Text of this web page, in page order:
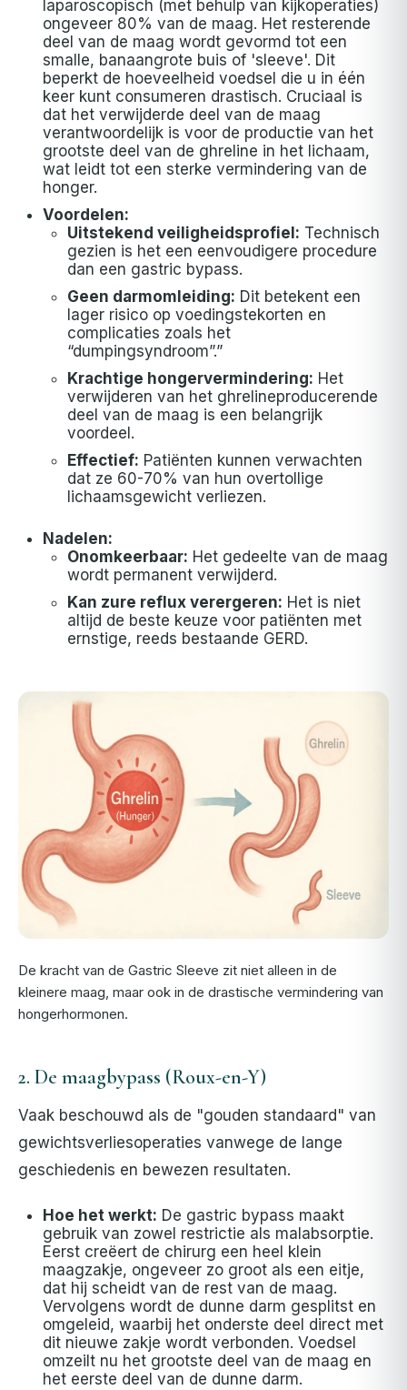
laparoscopisch (met behulp van kijkoperaties)
ongeveer 80% van de maag. Het resterende
deel van de maag wordt gevormd tot een
smalle, banaangrote buis of 'sleeve'. Dit
beperkt de hoeveelheid voedsel die u in één
keer kunt consumeren drastisch. Cruciaal is
dat het verwijderde deel van de maag
verantwoordelijk is voor de productie van het
grootste deel van de ghreline in het lichaam,
wat leidt tot een sterke vermindering van de
honger.
Voordelen:
Uitstekend veiligheidsprofiel: Technisch
gezien is het een eenvoudigere procedure
dan een gastric bypass.
Geen darmomleiding: Dit betekent een
lager risico op voedingstekorten en
complicaties zoals het
“dumpingsyndroom”.”
Krachtige hongervermindering: Het
verwijderen van het ghrelineproducerende
deel van de maag is een belangrijk
voordeel.
Effectief: Patiënten kunnen verwachten
dat ze 60-70% van hun overtollige
lichaamsgewicht verliezen.
Nadelen:
Onomkeerbaar: Het gedeelte van de maag
wordt permanent verwijderd.
Kan zure reflux verergeren: Het is niet
altijd de beste keuze voor patiënten met
ernstige, reeds bestaande GERD.
De kracht van de Gastric Sleeve zit niet alleen in de
kleinere maag, maar ook in de drastische vermindering van
hongerhormonen.
2. De maagbypass (Roux-en-Y)
Vaak beschouwd als de "gouden standaard" van
gewichtsverliesoperaties vanwege de lange
geschiedenis en bewezen resultaten.
Hoe het werkt: De gastric bypass maakt
gebruik van zowel restrictie als malabsorptie.
Eerst creëert de chirurg een heel klein
maagzakje, ongeveer zo groot als een eitje,
dat hij scheidt van de rest van de maag.
Vervolgens wordt de dunne darm gesplitst en
omgeleid, waarbij het onderste deel direct met
dit nieuwe zakje wordt verbonden. Voedsel
omzeilt nu het grootste deel van de maag en
het eerste deel van de dunne darm.